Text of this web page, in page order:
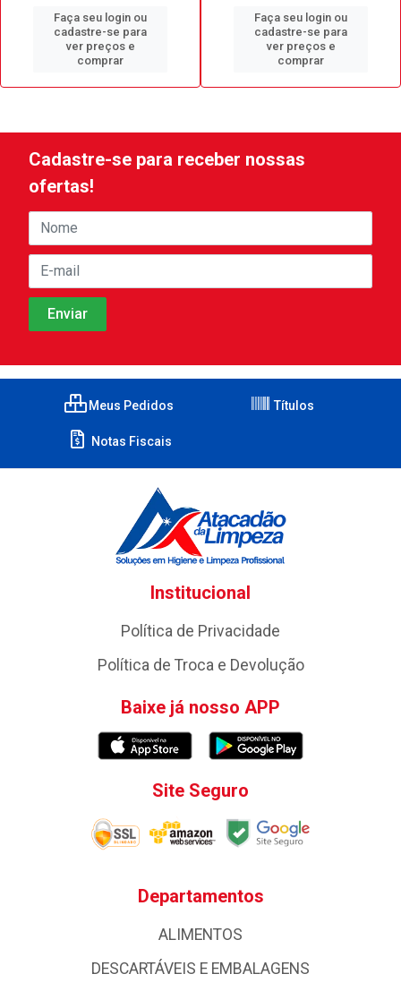
Faça seu login ou
cadastre-se para
ver preços e
comprar
Faça seu login ou
cadastre-se para
ver preços e
comprar
Cadastre-se para receber nossas
ofertas!
Meus Pedidos Títulos
Notas Fiscais
Institucional
Política de Privacidade
Política de Troca e Devolução
Baixe já nosso APP
Site Seguro
Departamentos
ALIMENTOS
DESCARTÁVEIS E EMBALAGENS